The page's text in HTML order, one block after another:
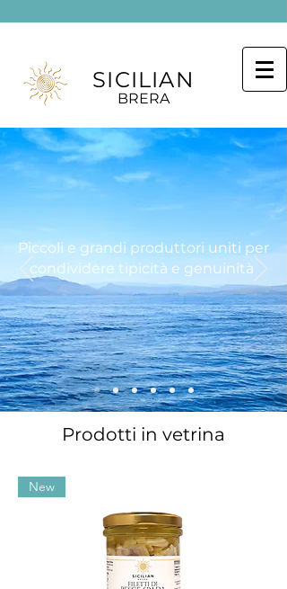
SICILIAN
BRERA
Piccoli e grandi produttori uniti per
condividere tipicità e genuinità
Prodotti in vetrina
New